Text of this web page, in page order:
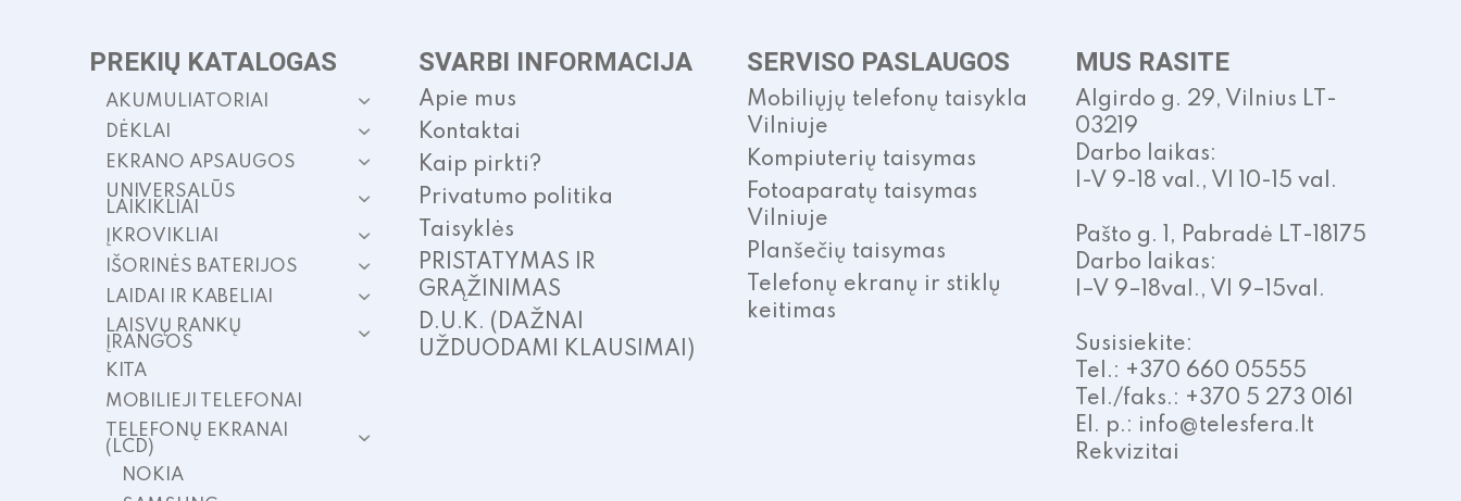
page
PREKIŲ KATALOGAS
AKUMULIATORIAI
DĖKLAI
EKRANO APSAUGOS
UNIVERSALŪS
LAIKIKLIAI
ĮKROVIKLIAI
IŠORINĖS BATERIJOS
LAIDAI IR KABELIAI
LAISVŲ RANKŲ
ĮRANGOS
KITA
MOBILIEJI TELEFONAI
TELEFONŲ EKRANAI
(LCD)
NOKIA
SVARBI INFORMACIJA
Apie mus
Kontaktai
Kaip pirkti?
Privatumo politika
Taisyklės
PRISTATYMAS IR
GRĄŽINIMAS
D.U.K. (DAŽNAI
UŽDUODAMI KLAUSIMAI)
SERVISO PASLAUGOS
Mobiliųjų telefonų taisykla
Vilniuje
Kompiuterių taisymas
Fotoaparatų taisymas
Vilniuje
Planšečių taisymas
Telefonų ekranų ir stiklų
keitimas
MUS RASITE
Algirdo g. 29, Vilnius LT-
03219
Darbo laikas:
I-V 9-18 val., VI 10-15 val.
Pašto g. 1, Pabradė LT-18175
Darbo laikas:
I–V 9–18val., VI 9–15val.
Susisiekite:
Tel.: +370 660 05555
Tel./faks.: +370 5 273 0161
El. p.: info@telesfera.lt
Rekvizitai